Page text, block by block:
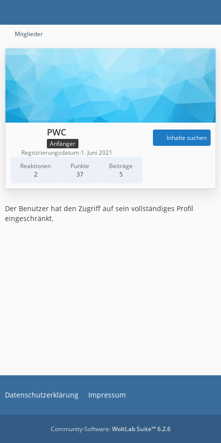
Mitglieder
PWC
Anfänger
Reaktionen
2
Punkte
37
Beiträge
5
Inhalte suchen
Registrierungsdatum 1. Juni 2021
Der Benutzer hat den Zugriff auf sein vollständiges Profil
eingeschränkt.
Datenschutzerklärung Impressum
Community-Software:WoltLab Suite™ 6.2.6